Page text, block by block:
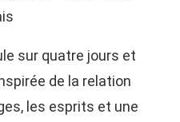
sur quatre jours et
de la relation
les esprits et une